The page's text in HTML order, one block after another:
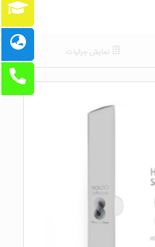
نمایش جزئیات